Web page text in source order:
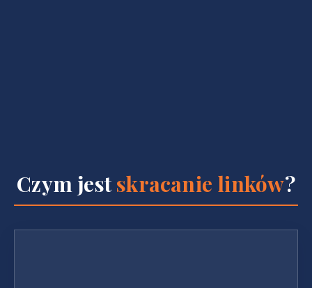
Czym jestskracanie linków?